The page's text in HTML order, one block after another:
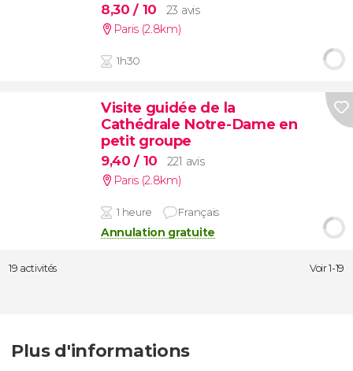
8,30/ 10
23 avis
Paris (2.8km)
1h30
Visite guidée de la
Cathédrale Notre-Dame en
petit groupe
9,40/ 10
221 avis
Paris (2.8km)
1 heure Français
Annulation gratuite
19 activités Voir 1-19
Plus d'informations